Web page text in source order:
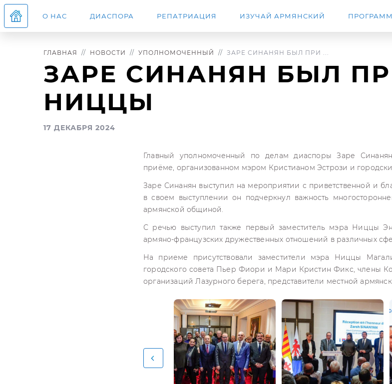
О НАС ДИАСПОРА РЕПАТРИАЦИЯ ИЗУЧАЙ АРМЯНСКИЙ
ГЛАВНАЯ НОВОСТИ УПОЛНОМОЧЕННЫЙ ЗАРЕ СИНАНЯН БЫЛ ПРИ ...
ЗАРЕ СИНАНЯН БЫЛ
НИЦЦЫ
17 ДЕКАБРЯ 2024
Главный уполномоченный по делам диаспоры Заре
приёме, организованном мэром Кристианом Эстрози и
Заре Синанян выступил на мероприятии с приветственной и
в своем выступлении он подчеркнул важность
армянской общиной.
С речью выступил также первый заместитель мэра Ниццы
армяно-французских дружественных отношений в различных
На приеме присутствовали заместители мэра Ниццы
городского совета Пьер Фиори и Мари Кристин Фикс, члены
организаций Лазурного берега, представители местной